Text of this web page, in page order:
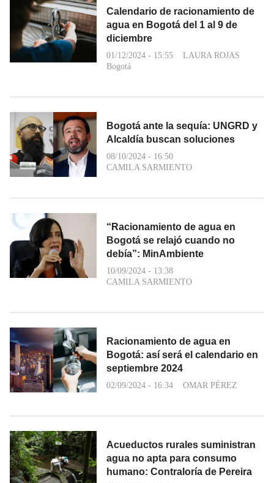
Calendario de racionamiento de
agua en Bogotá del 1 al 9 de
diciembre
01/12/2024 - 15:55
LAURA ROJAS
Bogotá
Bogotá ante la sequía: UNGRD y
Alcaldía buscan soluciones
08/10/2024 - 16:50
CAMILA SARMIENTO
“Racionamiento de agua en
Bogotá se relajó cuando no
debía”: MinAmbiente
10/09/2024 - 13:38
CAMILA SARMIENTO
Racionamiento de agua en
Bogotá: así será el calendario en
septiembre 2024
02/09/2024 - 16:34 OMAR PÉREZ
Acueductos rurales suministran
agua no apta para consumo
humano: Contraloría de Pereira